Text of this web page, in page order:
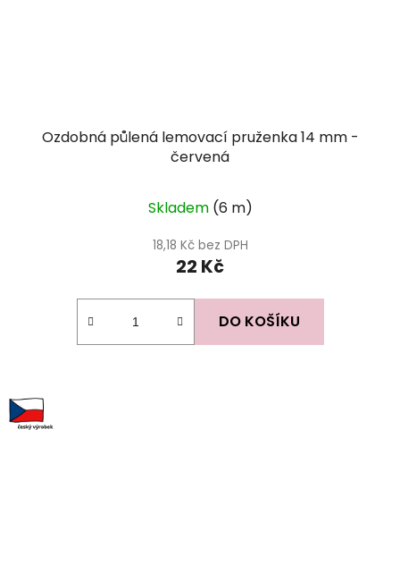
Ozdobná půlená lemovací pruženka 14 mm -
červená
Skladem (6 m)
18,18 Kč bez DPH
22 Kč
DO KOŠÍKU